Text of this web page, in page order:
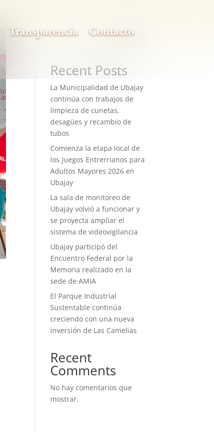
Transparencia Contacto
Buscar
Recent Posts
La Municipalidad de Ubajay
continúa con trabajos de
limpieza de cunetas,
desagües y recambio de
tubos
Comienza la etapa local de
los Juegos Entrerrianos para
Adultos Mayores 2026 en
Ubajay
La sala de monitoreo de
Ubajay volvió a funcionar y
se proyecta ampliar el
sistema de videovigilancia
Ubajay participó del
Encuentro Federal por la
Memoria realizado en la
sede de AMIA
El Parque Industrial
Sustentable continúa
creciendo con una nueva
inversión de Las Camelias
Recent
Comments
No hay comentarios que
mostrar.